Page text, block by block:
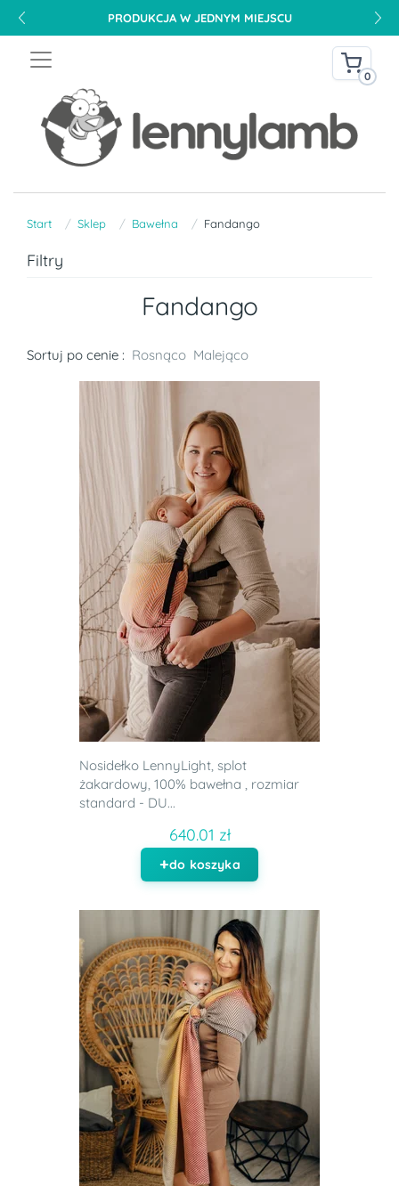
PRODUKCJA W JEDNYM MIEJSCU
0
Start Sklep Bawełna Fandango
Filtry
Fandango
Sortuj po cenie : Rosnąco Malejąco
Nosidełko LennyLight, splot
żakardowy, 100% bawełna , rozmiar
standard - DU...
640.01 zł
do koszyka